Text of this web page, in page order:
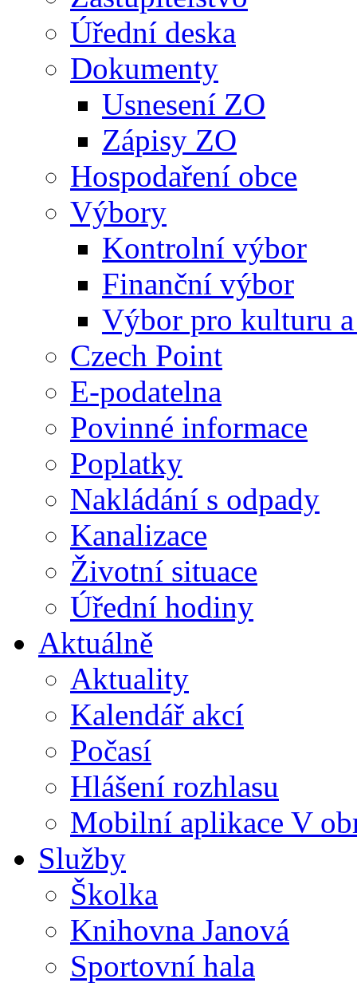
Úřední deska
Dokumenty
Usnesení ZO
Zápisy ZO
Hospodaření obce
Výbory
Kontrolní výbor
Finanční výbor
Výbor pro kulturu
Czech Point
E-podatelna
Povinné informace
Poplatky
Nakládání s odpady
Kanalizace
Životní situace
Úřední hodiny
Aktuálně
Aktuality
Kalendář akcí
Počasí
Hlášení rozhlasu
Mobilní aplikace V
Služby
Školka
Knihovna Janová
Sportovní hala